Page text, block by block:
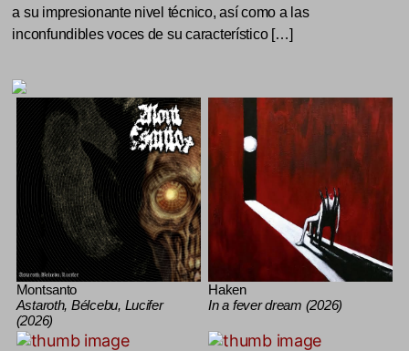
a su impresionante nivel técnico, así como a las
inconfundibles voces de su característico […]
Montsanto
Astaroth, Bélcebu, Lucifer
(2026)
Haken
In a fever dream (2026)